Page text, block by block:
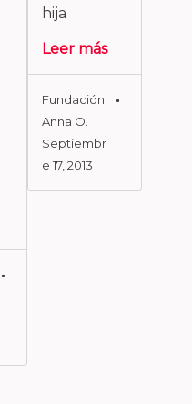
hija
Leer más
Fundación
Anna O.
Septiembr
E 17, 2013